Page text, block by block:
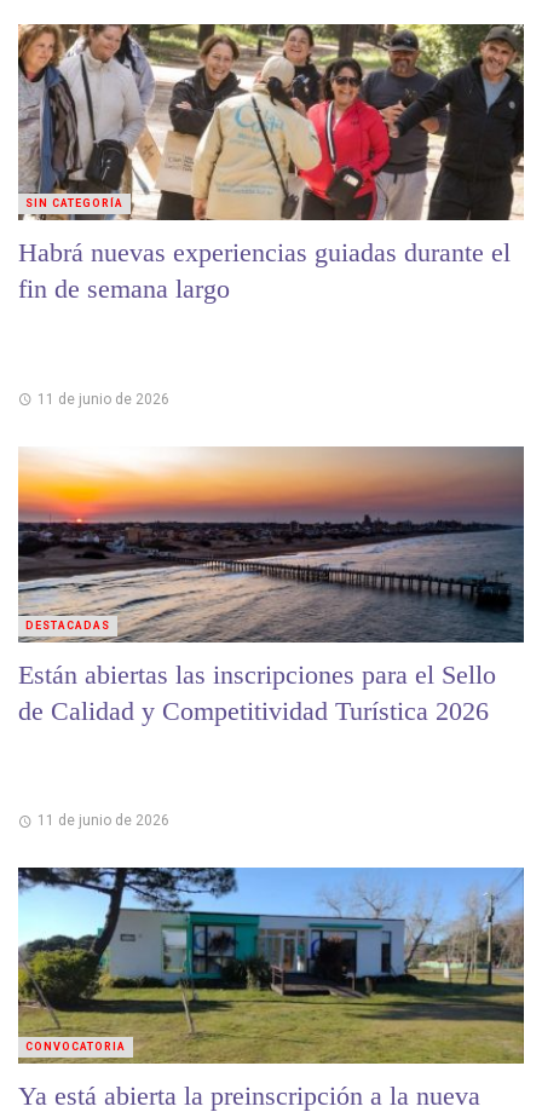
Habrá nuevas experiencias guiadas durante el
fin de semana largo
11 de junio de 2026
SIN CATEGORÍA
Están abiertas las inscripciones para el Sello
de Calidad y Competitividad Turística 2026
11 de junio de 2026
DESTACADAS
Ya está abierta la preinscripción a la nueva
CONVOCATORIA